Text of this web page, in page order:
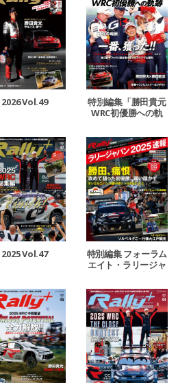
2026 Vol.49
特別編集「勝田貴元
WRC初優勝への軌
跡」
2025 Vol.47
特別編集 フォーラム
エイト・ラリージャ